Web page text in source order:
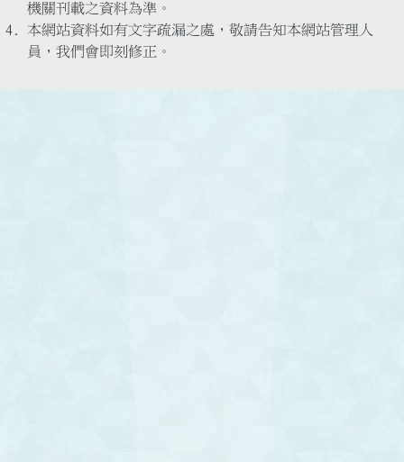
機關刊載之資料為準。
本網站資料如有文字疏漏之處，敬請告知本網站管理人
員，我們會即刻修正。